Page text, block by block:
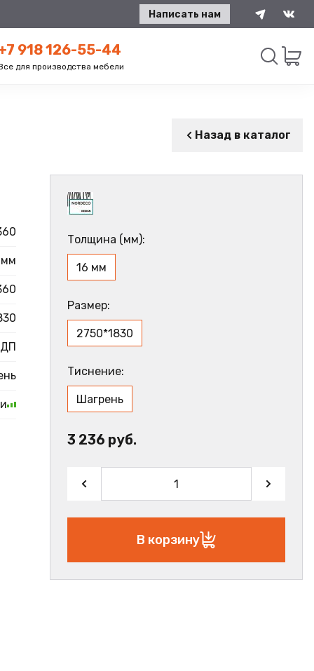
Написать нам
918 126-55-44
для производства мебели
Назад в каталог
Толщина (мм):
16 мм
Размер:
2750*1830
Тиснение:
Шагрень
3 236 руб.
В корзину